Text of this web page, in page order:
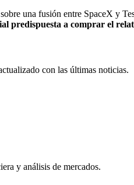
una fusión entre SpaceX y
predispuesta a comprar el
con las últimas noticias.
y análisis de mercados.